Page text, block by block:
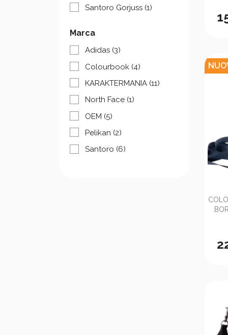
Santoro Gorjuss (1)
Marca
Adidas (3)
Colourbook (4)
KARAKTERMANIA (11)
North Face (1)
OEM (5)
Pelikan (2)
Santoro (6)